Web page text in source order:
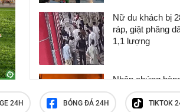
Nữ du khách bị
ráp, giật phăng
1,1 lượng
Nhân chứng
khoảnh khắc
cháy
24H BÓNG ĐÁ 24H TIKTOK